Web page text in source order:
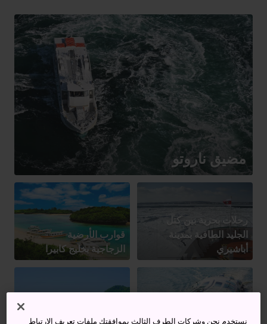
مضيق ناروتو
رحلات بحرية بين كتل
الجليد الطافية بمدينة
أباشيري
قوارب الأرضية
الزجاجية بخليج كابيرا
رحلات نهر موغامي
نستخدم نحن وشركات الطرف الثالث بموافقتك ملفات تعريف الارتباط